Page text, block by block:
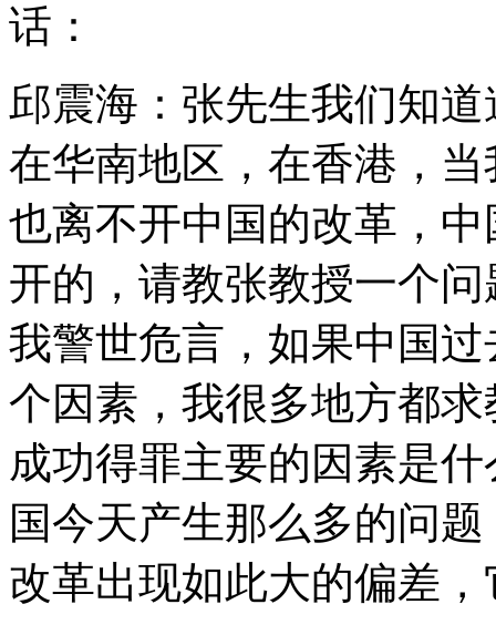
话：
邱震海：张先生我们知
在华南地区，在香港，
也离不开中国的改革，
开的，请教张教授一个
我警世危言，如果中国
个因素，我很多地方都
成功得罪主要的因素是
国今天产生那么多的问
改革出现如此大的偏差